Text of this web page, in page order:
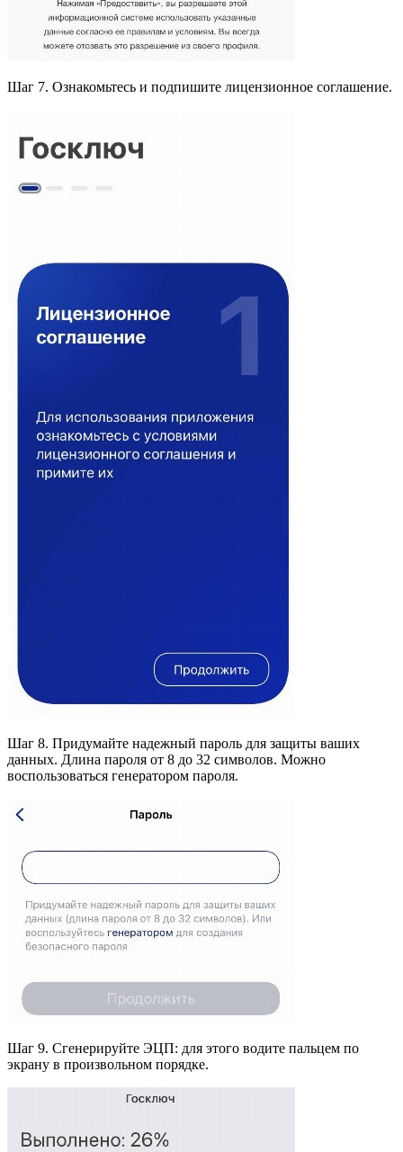
Шаг 7. Ознакомьтесь и подпишите лицензионное соглашение.
Шаг 8. Придумайте надежный пароль для защиты ваших
данных. Длина пароля от 8 до 32 символов. Можно
воспользоваться генератором пароля.
Шаг 9. Сгенерируйте ЭЦП: для этого водите пальцем по
экрану в произвольном порядке.